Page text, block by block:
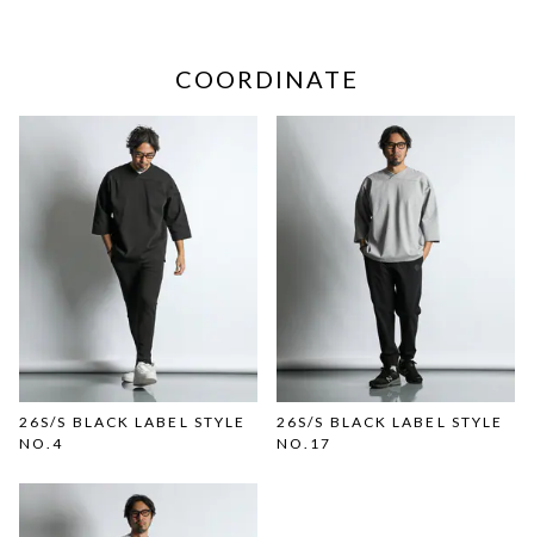
COORDINATE
26S/S BLACK LABEL STYLE
NO.4
26S/S BLACK LABEL STYLE
NO.17